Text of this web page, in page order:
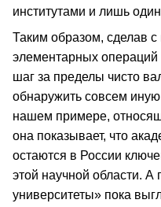
институтами и лишь
Таким образом, сделав
элементарных
шаг за пределы чисто
обнаружить совсем
нашем примере,
она показывает, что
остаются в России
этой научной области. А
университеты» пока